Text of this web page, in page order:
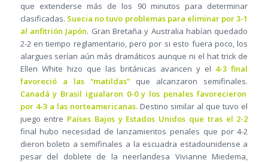
que extenderse más de los 90 minutos para determinar
clasificadas. Suecia no tuvo problemas para eliminar por 3-1
al anfitrión Japón. Gran Bretaña y Australia habían quedado
2-2 en tiempo reglamentario, pero por si esto fuera poco, los
alargues serían aún más dramáticos aunque ni el hat trick de
Ellen White hizo que las británicas avancen y el 4-3 final
favoreció a las “matildas” que alcanzaron semifinales.
Canadá y Brasil igualaron 0-0 y los penales favorecieron
por 4-3 a las norteamericanas.Destino similar al que tuvo el
juego entre Países Bajos y Estados Unidos que tras el 2-2
final hubo necesidad de lanzamientos penales que por 4-2
dieron boleto a semifinales a la escuadra estadounidense a
pesar del doblete de la neerlandesa Vivianne Miedema,